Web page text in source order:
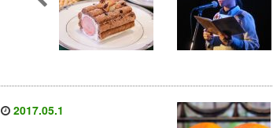
2017.05.1